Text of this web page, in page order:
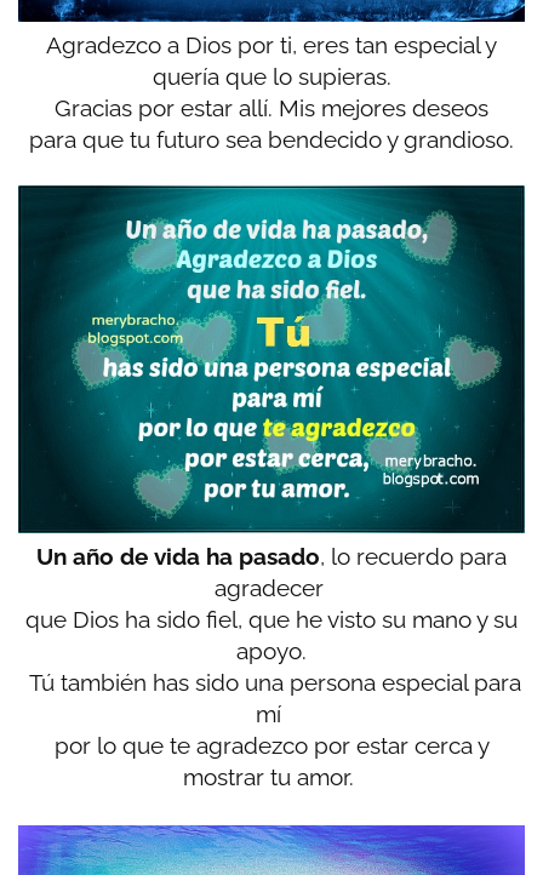
Agradezco a Dios por ti, eres tan especial y
quería que lo supieras.
Gracias por estar allí. Mis mejores deseos
para que tu futuro sea bendecido y grandioso.
Un año de vida ha pasado, lo recuerdo para
agradecer
que Dios ha sido fiel, que he visto su mano y su
apoyo.
Tú también has sido una persona especial para
mí
por lo que te agradezco por estar cerca y
mostrar tu amor.